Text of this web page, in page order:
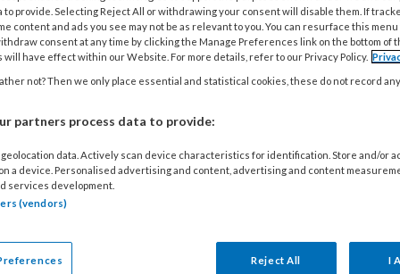
of onderwijsassistent
bij studeren in een
KEI gestart met
ROC Nijmegen, Hogeschool
KION
om studenten een
te bieden.
to provide. Selecting Reject All or withdrawing your consent will disable them. If
content and ads you see may not be as relevant to you. You can resurface this
consent at any time by clicking the Manage Preferences link on the bottom of
will have effect within our Website. For more details, refer to our Privacy Policy.
not? Then we only place essential and statistical cookies, these do not record
partners process data to provide:
data. Actively scan device characteristics for identification. Store and/or
a device. Personalised advertising and content, advertising and content
services development.
(vendors)
Reject All I